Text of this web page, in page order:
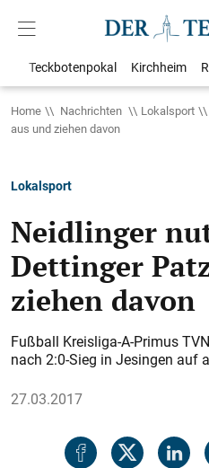
Teckbotenpokal Kirchheim
Home Nachrichten Lokalsport
aus und ziehen davon
Lokalsport
Neidlinger
Dettinger
ziehen davon
Fußball Kreisliga-A-Primus
nach 2:0-Sieg in Jesingen auf
27.03.2017